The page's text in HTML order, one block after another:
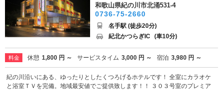
和歌山県紀の川市北涌531-4
0736-75-2660
名手駅 (徒歩20分)
紀北かつらぎIC (車10分)
料金 休憩 1,800 円 ～ サービスタイム 3,000 円 ～ 宿泊 3,980 円 ～
紀の川沿いにある、ゆったりとしたくつろげるホテルです！ 全室にカラオケ
と浴室ＴＶを完備。地域最安値でご提供致します！！ ３０３号室のプレミア